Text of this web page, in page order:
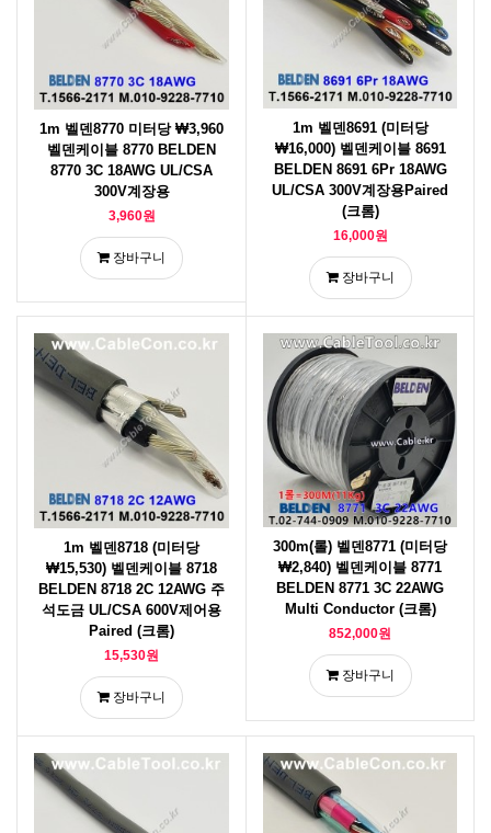
1m 벨덴8770 미터당 ₩3,960
벨덴케이블 8770 BELDEN
8770 3C 18AWG UL/CSA
300V계장용
3,960원
장바구니
1m 벨덴8691 (미터당
₩16,000) 벨덴케이블 8691
BELDEN 8691 6Pr 18AWG
UL/CSA 300V계장용Paired
(크롬)
16,000원
장바구니
1m 벨덴8718 (미터당
₩15,530) 벨덴케이블 8718
BELDEN 8718 2C 12AWG 주
석도금 UL/CSA 600V제어용
Paired (크롬)
15,530원
장바구니
300m(롤) 벨덴8771 (미터당
₩2,840) 벨덴케이블 8771
BELDEN 8771 3C 22AWG
Multi Conductor (크롬)
852,000원
장바구니